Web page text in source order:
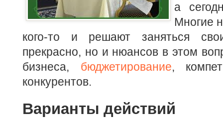
а
Многие
кого-то и решают заняться
прекрасно, но и нюансов в этом
бизнеса, бюджетирование,
конкурентов.
Варианты действий